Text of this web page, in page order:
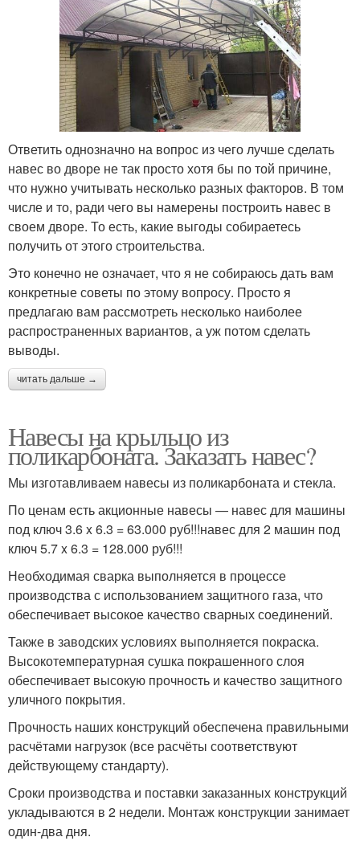
Ответить однозначно на вопрос из чего лучше сделать
навес во дворе не так просто хотя бы по той причине,
что нужно учитывать несколько разных факторов. В том
числе и то, ради чего вы намерены построить навес в
своем дворе. То есть, какие выгоды собираетесь
получить от этого строительства.
Это конечно не означает, что я не собираюсь дать вам
конкретные советы по этому вопросу. Просто я
предлагаю вам рассмотреть несколько наиболее
распространенных вариантов, а уж потом сделать
выводы.
читать дальше →
Навесы на крыльцо из
поликарбоната. Заказать навес?
Мы изготавливаем навесы из поликарбоната и стекла.
По ценам есть акционные навесы — навес для машины
под ключ 3.6 x 6.3 = 63.000 руб!!!навес для 2 машин под
ключ 5.7 x 6.3 = 128.000 руб!!!
Необходимая сварка выполняется в процессе
производства с использованием защитного газа, что
обеспечивает высокое качество сварных соединений.
Также в заводских условиях выполняется покраска.
Высокотемпературная сушка покрашенного слоя
обеспечивает высокую прочность и качество защитного
уличного покрытия.
Прочность наших конструкций обеспечена правильными
расчётами нагрузок (все расчёты соответствуют
действующему стандарту).
Сроки производства и поставки заказанных конструкций
укладываются в 2 недели. Монтаж конструкции занимает
один-два дня.